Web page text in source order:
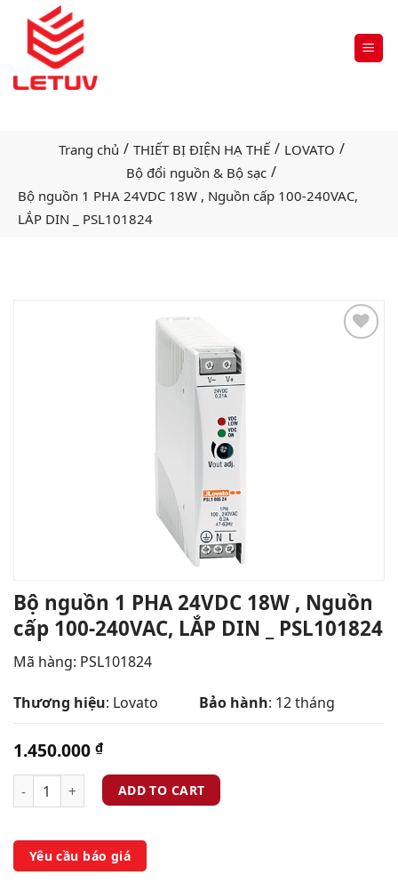
Trang chủ / THIẾT BỊ ĐIỆN HẠ THẾ / LOVATO /
Bộ đổi nguồn & Bộ sạc /
Bộ nguồn 1 PHA 24VDC 18W , Nguồn cấp 100-240VAC,
LẮP DIN _ PSL101824
Bộ nguồn 1 PHA 24VDC 18W , Nguồn
cấp 100-240VAC, LẮP DIN _ PSL101824
Mã hàng: PSL101824
Thương hiệu: Lovato Bảo hành: 12 tháng
1.450.000 ₫
ADD TO CART
Yêu cầu báo giá